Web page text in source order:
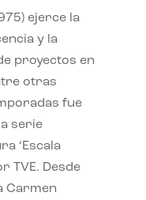
ejerce la
y la
proyectos en
otras
fue
serie
‘Escala
TVE. Desde
Carmen